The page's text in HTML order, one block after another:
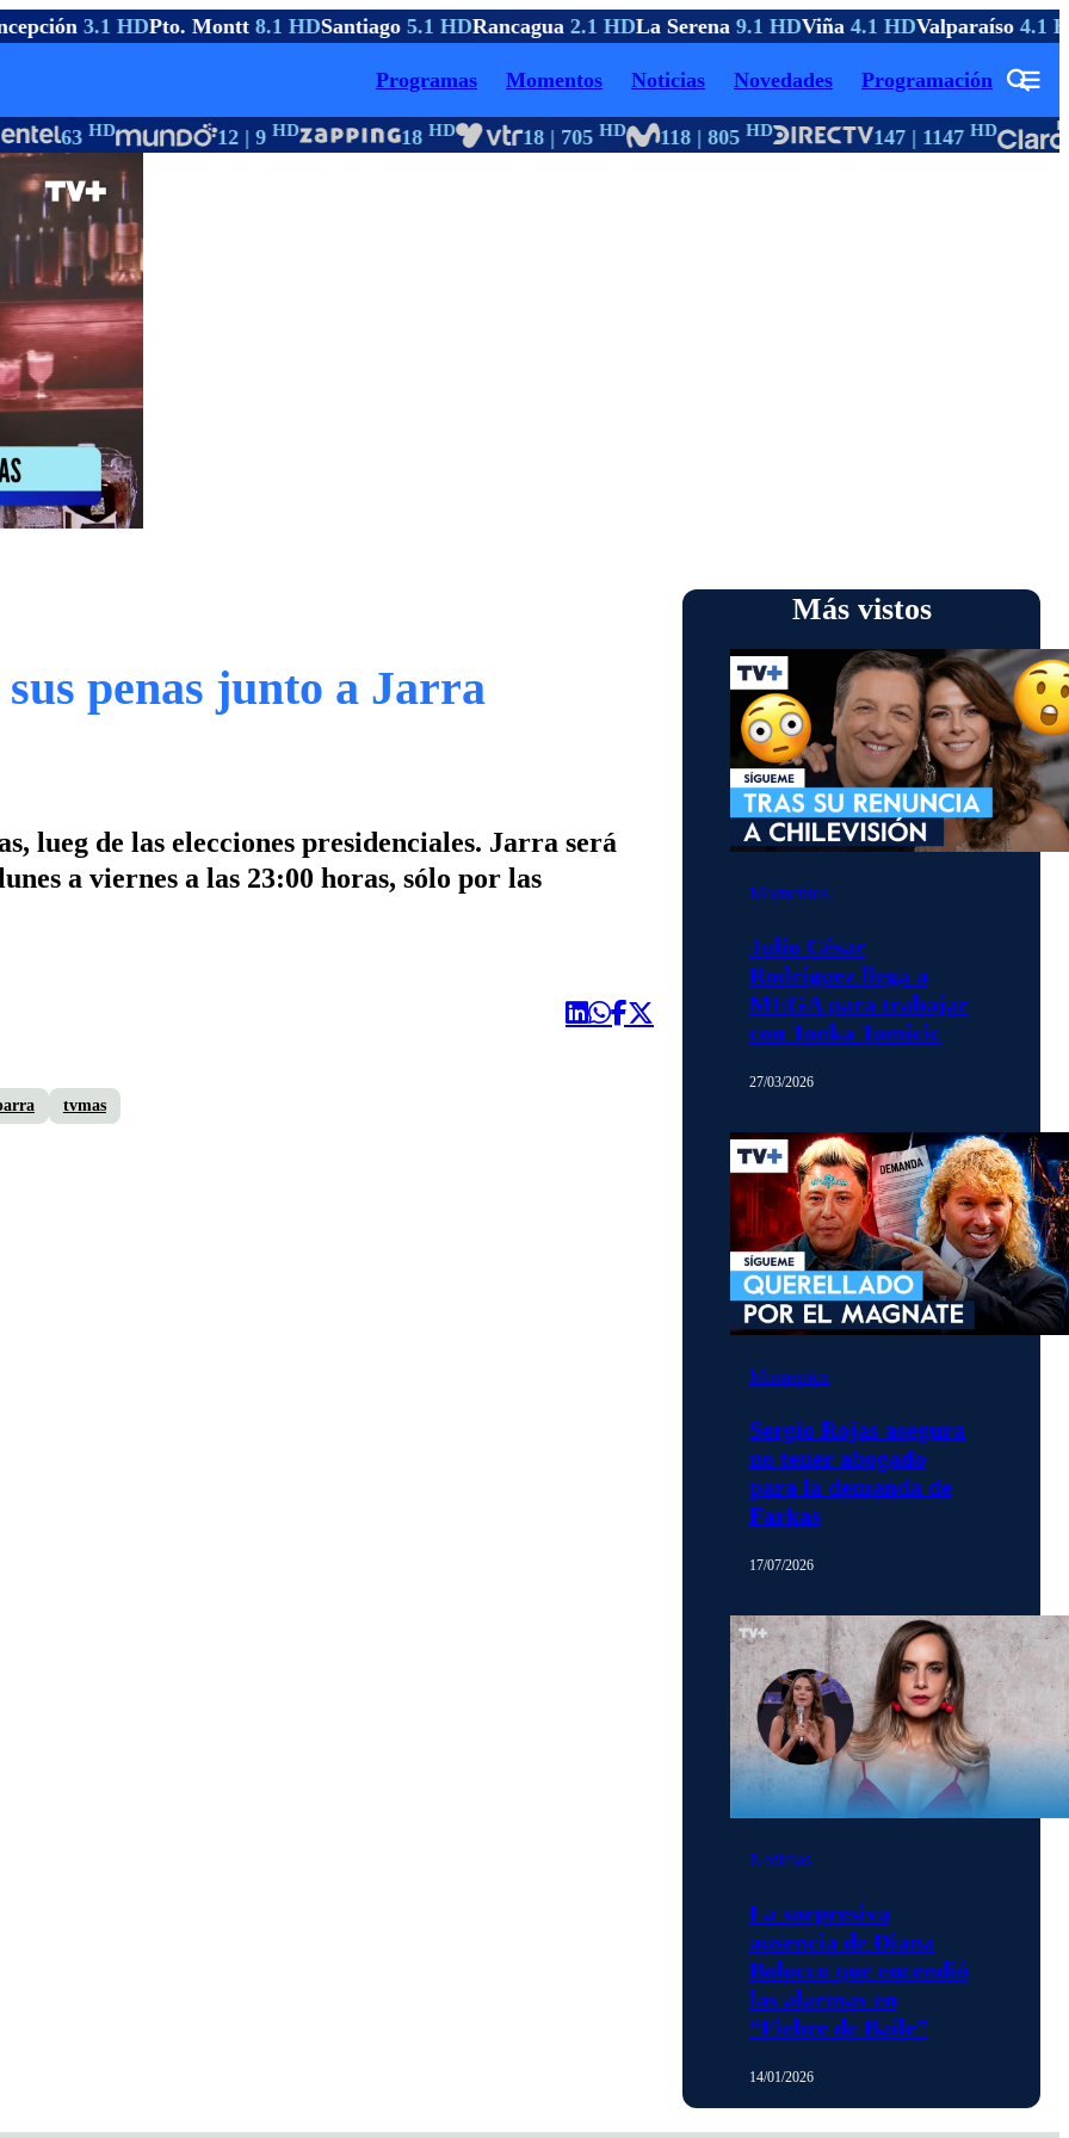
3.1 HDPto. Montt8.1 HDSantiago5.1 HDRancagua2.1 HDLa Serena9.1 HDViña4.1 HDValparaíso4.1
Programas Momentos Noticias Novedades Programación
63HD 12 | 9HD 18HD 18 | 705HD 118 | 805HD 147 | 1147HD
penas junto a Jarra
lueg de las elecciones presidenciales. Jarra será
a viernes a las 23:00 horas, sólo por las
tvmas
Más vistos
Momentos
Julio César
Rodríguez llega a
MEGA para trabajar
con Tonka Tomicic
27/03/2026
Momentos
Sergio Rojas asegura
no tener abogado
para la demanda de
Farkas
17/07/2026
Noticias
La sorpresiva
ausencia de Diana
Bolocco que encendió
las alarmas en
“Fiebre de Baile”
14/01/2026